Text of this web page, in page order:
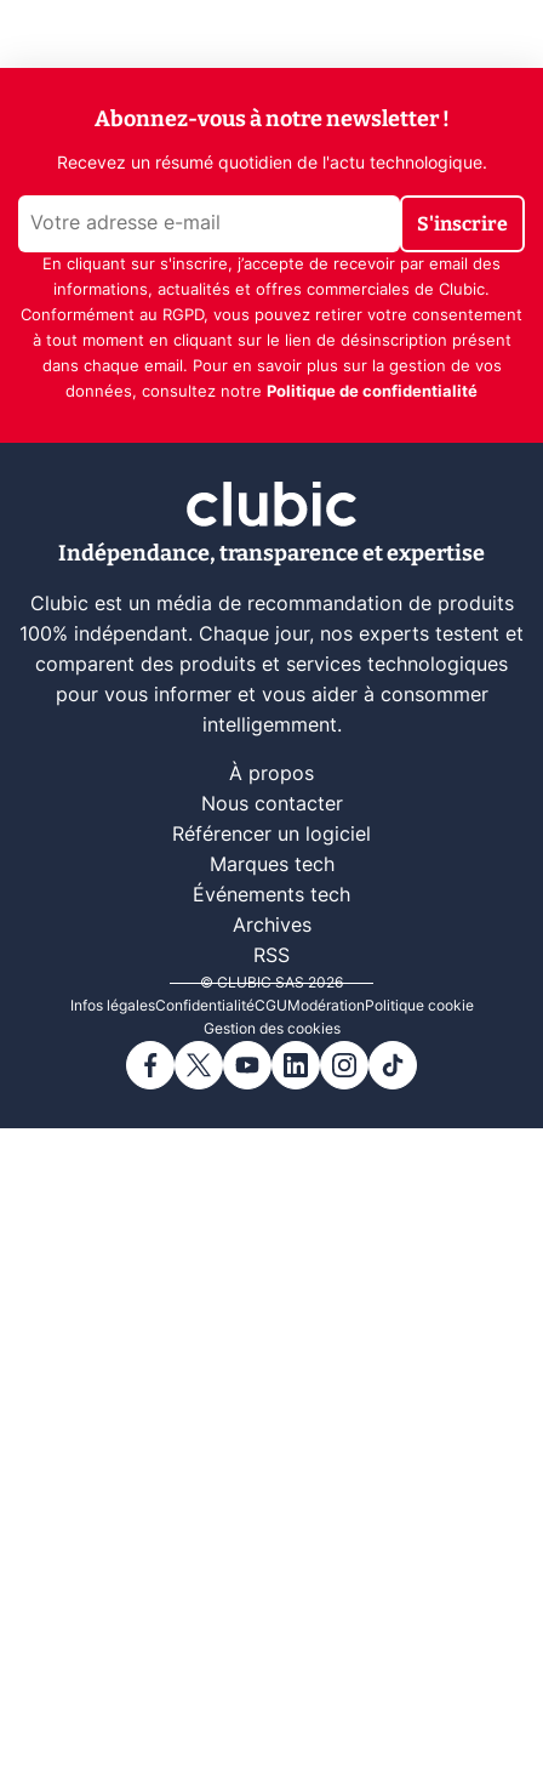
Abonnez-vous à notre newsletter !
Recevez un résumé quotidien de l'actu technologique.
S'inscrire
En cliquant sur s'inscrire, j’accepte de recevoir par email des
informations, actualités et offres commerciales de Clubic.
Conformément au RGPD, vous pouvez retirer votre consentement
à tout moment en cliquant sur le lien de désinscription présent
dans chaque email. Pour en savoir plus sur la gestion de vos
données, consultez notre Politique de confidentialité
Indépendance, transparence et expertise
Clubic est un média de recommandation de produits
100% indépendant. Chaque jour, nos experts testent et
comparent des produits et services technologiques
pour vous informer et vous aider à consommer
intelligemment.
À propos
Nous contacter
Référencer un logiciel
Marques tech
Événements tech
Archives
RSS
© CLUBIC SAS 2026
Infos légalesConfidentialitéCGUModérationPolitique cookie
Gestion des cookies